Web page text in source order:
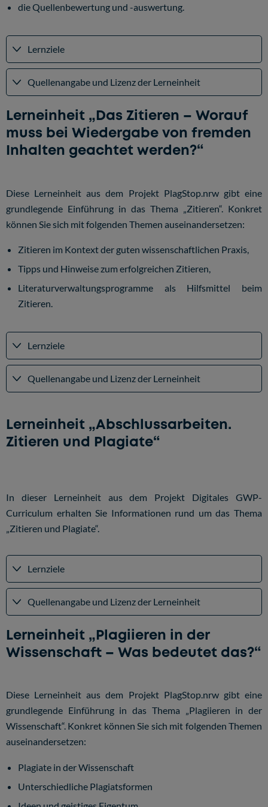
die Quellenbewertung und -auswertung.
Lernziele
Quellenangabe und Lizenz der Lerneinheit
Lerneinheit „Das Zitieren – Worauf
muss bei Wiedergabe von fremden
Inhalten geachtet werden?“
Diese Lerneinheit aus dem Projekt PlagStop.nrw gibt eine
grundlegende Einführung in das Thema „Zitieren“. Konkret
können Sie sich mit folgenden Themen auseinandersetzen:
Zitieren im Kontext der guten wissenschaftlichen Praxis,
Tipps und Hinweise zum erfolgreichen Zitieren,
Literaturverwaltungsprogramme als Hilfsmittel beim
Zitieren.
Lernziele
Quellenangabe und Lizenz der Lerneinheit
Lerneinheit „Abschlussarbeiten.
Zitieren und Plagiate“
In dieser Lerneinheit aus dem Projekt Digitales GWP-
Curriculum erhalten Sie Informationen rund um das Thema
„Zitieren und Plagiate“.
Lernziele
Quellenangabe und Lizenz der Lerneinheit
Lerneinheit „Plagiieren in der
Wissenschaft – Was bedeutet das?“
Diese Lerneinheit aus dem Projekt PlagStop.nrw gibt eine
grundlegende Einführung in das Thema „Plagiieren in der
Wissenschaft“. Konkret können Sie sich mit folgenden Themen
auseinandersetzen:
Plagiate in der Wissenschaft
Unterschiedliche Plagiatsformen